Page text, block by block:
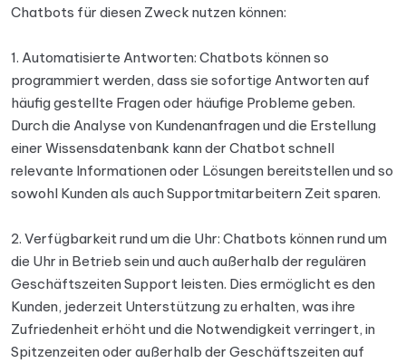
Chatbots für diesen Zweck nutzen können:
1. Automatisierte Antworten: Chatbots können so
programmiert werden, dass sie sofortige Antworten auf
häufig gestellte Fragen oder häufige Probleme geben.
Durch die Analyse von Kundenanfragen und die Erstellung
einer Wissensdatenbank kann der Chatbot schnell
relevante Informationen oder Lösungen bereitstellen und so
sowohl Kunden als auch Supportmitarbeitern Zeit sparen.
2. Verfügbarkeit rund um die Uhr: Chatbots können rund um
die Uhr in Betrieb sein und auch außerhalb der regulären
Geschäftszeiten Support leisten. Dies ermöglicht es den
Kunden, jederzeit Unterstützung zu erhalten, was ihre
Zufriedenheit erhöht und die Notwendigkeit verringert, in
Spitzenzeiten oder außerhalb der Geschäftszeiten auf